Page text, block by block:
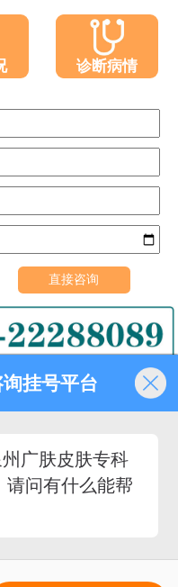
诊断病情
门诊时间（无假日医院）
8:00—18:00
健康热线
0595-22288089
医院地址
第08-30-30号
挂号平台
广肤皮肤专科
请问有什么能帮